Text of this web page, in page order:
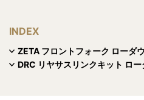
INDEX
ZETA フロントフォーク ローダ
DRC リヤサスリンクキット ロー